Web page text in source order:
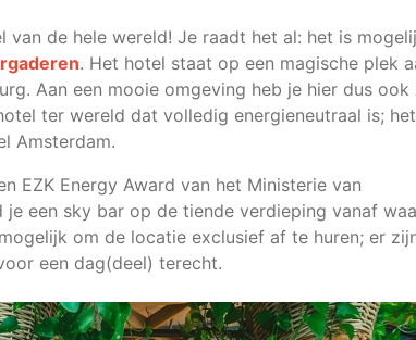
de hele wereld! Je raadt het al: het is
. Het hotel staat op een magische plek
Aan een mooie omgeving heb je hier dus ook
ter wereld dat volledig energieneutraal is;
Amsterdam.
EZK Energy Award van het Ministerie van
een sky bar op de tiende verdieping vanaf
om de locatie exclusief af te huren; er
een dag(deel) terecht.